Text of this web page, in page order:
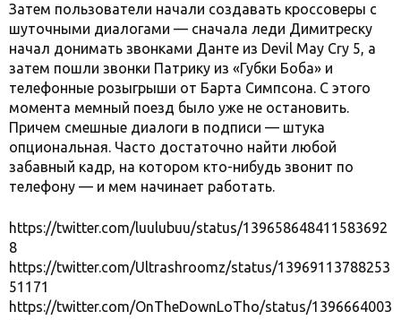
Затем пользователи начали создавать кроссоверы с
шуточными диалогами — сначала леди Димитреску
начал донимать звонками Данте из Devil May Cry 5, а
затем пошли звонки Патрику из «Губки Боба» и
телефонные розыгрыши от Барта Симпсона. С этого
момента мемный поезд было уже не остановить.
Причем смешные диалоги в подписи — штука
опциональная. Часто достаточно найти любой
забавный кадр, на котором кто-нибудь звонит по
телефону — и мем начинает работать.
https://twitter.com/luulubuu/status/139658648411583692
8
https://twitter.com/Ultrashroomz/status/13969113788253
51171
https://twitter.com/OnTheDownLoTho/status/1396664003